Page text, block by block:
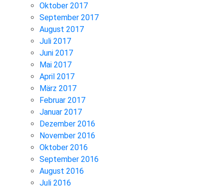
Oktober 2017
September 2017
August 2017
Juli 2017
Juni 2017
Mai 2017
April 2017
März 2017
Februar 2017
Januar 2017
Dezember 2016
November 2016
Oktober 2016
September 2016
August 2016
Juli 2016